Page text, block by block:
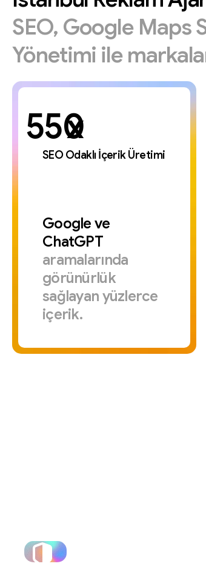
SEO, Google Maps
Yönetimi ile
x
SEO Odaklı İçerik Üretimi
Google ve
ChatGPT
aramalarında
görünürlük
sağlayan yüzlerce
içerik.